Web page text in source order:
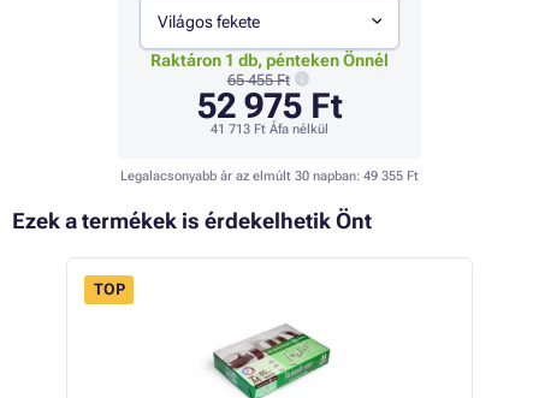
Világos fekete
Raktáron 1 db, pénteken Önnél
65 455 Ft
52 975 Ft
41 713 Ft Áfa nélkül
Legalacsonyabb ár az elmúlt 30 napban: 49 355 Ft
Ezek a termékek is érdekelhetik Önt
TOP